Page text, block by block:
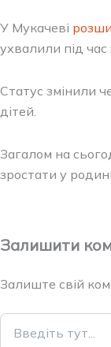
У Мукачеві
ухвалили під час
Статус змінили
дітей.
Загалом на
зростати у
Залишити
Залиште свій
Введіть
тут...